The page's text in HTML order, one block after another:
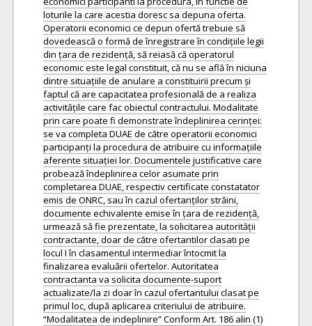
loturile la care acestia doresc sa depuna oferta.
Operatorii economici ce depun ofertă trebuie să
dovedească o formă de înregistrare în condițiile legii
din țara de rezidență, să reiasă că operatorul
economic este legal constituit, că nu se află în niciuna
dintre situațiile de anulare a constituirii precum și
faptul că are capacitatea profesională de a realiza
activitățile care fac obiectul contractului. Modalitate
prin care poate fi demonstrate îndeplinirea cerinței:
se va completa DUAE de către operatorii economici
participanți la procedura de atribuire cu informațiile
aferente situației lor. Documentele justificative care
probează îndeplinirea celor asumate prin
completarea DUAE, respectiv certificate constatator
emis de ONRC, sau în cazul ofertanților străini,
documente echivalente emise în țara de rezidență,
urmează să fie prezentate, la solicitarea autorității
contractante, doar de către ofertantilor clasati pe
locul I în clasamentul intermediar întocmit la
finalizarea evaluării ofertelor. Autoritatea
contractanta va solicita documente-suport
actualizate/la zi doar în cazul ofertantului clasat pe
primul loc, după aplicarea criteriului de atribuire.
“Modalitatea de indeplinire” Conform Art. 186 alin (1)